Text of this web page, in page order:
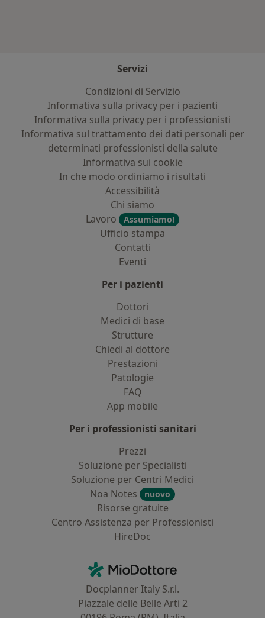
Servizi
Condizioni di Servizio
Informativa sulla privacy per i pazienti
Informativa sulla privacy per i professionisti
Informativa sul trattamento dei dati personali per
determinati professionisti della salute
Informativa sui cookie
In che modo ordiniamo i risultati
Accessibilità
Chi siamo
Lavoro
Assumiamo!
Ufficio stampa
Contatti
Eventi
Per i pazienti
Dottori
Medici di base
Strutture
Chiedi al dottore
Prestazioni
Patologie
FAQ
App mobile
Per i professionisti sanitari
Prezzi
Soluzione per Specialisti
Soluzione per Centri Medici
Noa Notes
nuovo
Risorse gratuite
Centro Assistenza per Professionisti
HireDoc
MioDottore - Homepage
Docplanner Italy S.r.l.
Piazzale delle Belle Arti 2